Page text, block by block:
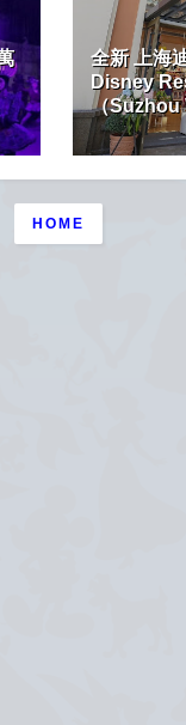
全新 上海
Disney
（Suzhou
HOME